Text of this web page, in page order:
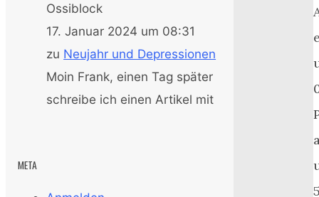
Ossiblock
17. Januar 2024 um 08:31
zu Neujahr und Depressionen
Moin Frank, einen Tag später
schreibe ich einen Artikel mit
META